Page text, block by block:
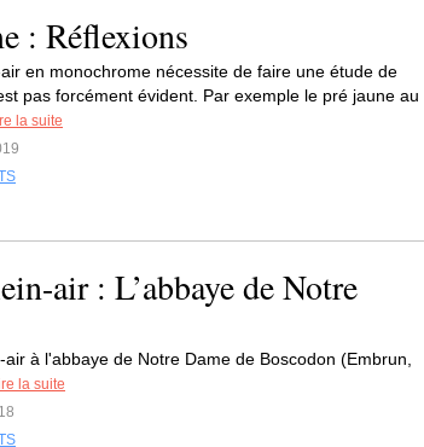
: Réflexions
en monochrome nécessite de faire une étude de
pas forcément évident. Par exemple le pré jaune au
la suite
air : L’abbaye de Notre
à l'abbaye de Notre Dame de Boscodon (Embrun,
la suite